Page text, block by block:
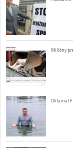
Milióny
Oklamal